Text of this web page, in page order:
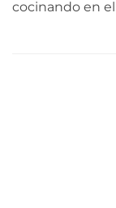
cocinando en